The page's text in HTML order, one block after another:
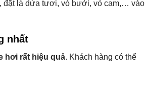
đặt lá dứa tươi, vỏ bưởi, vỏ cam,… vào
nhất
hơi rất hiệu quả. Khách hàng có thể